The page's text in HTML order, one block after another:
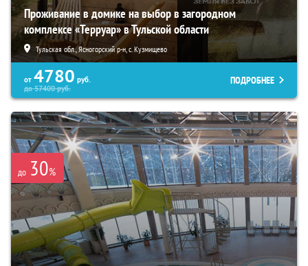
Проживание в домике на выбор в загородном
комплексе «Терруар» в Тульской области
Тульская обл., Ясногорский р-н, с. Кузмищево
от 4780 руб.
до57400руб.
ПОДРОБНЕЕ
до 30%